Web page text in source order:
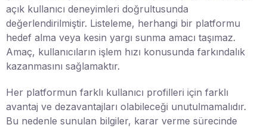
açık kullanıcı deneyimleri doğrultusunda
değerlendirilmiştir. Listeleme, herhangi bir platformu
hedef alma veya kesin yargı sunma amacı taşımaz.
Amaç, kullanıcıların işlem hızı konusunda farkındalık
kazanmasını sağlamaktır.
Her platformun farklı kullanıcı profilleri için farklı
avantaj ve dezavantajları olabileceği unutulmamalıdır.
Bu nedenle sunulan bilgiler, karar verme sürecinde